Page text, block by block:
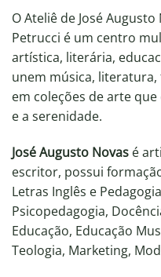
O Ateliê de José
Petrucci é um centro
artística, literária,
unem música,
em coleções de arte
e a serenidade.
José Augusto Novas é
escritor, possui
Letras Inglês e
Psicopedagogia,
Educação, Educação
Teologia, Marketing,